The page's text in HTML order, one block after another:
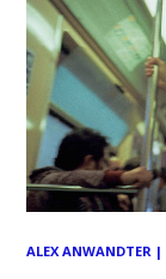
ALEX ANWANDTER |